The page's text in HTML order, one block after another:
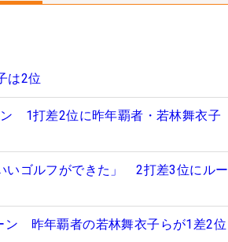
は2位
1打差2位に昨年覇者・若林舞衣子
いゴルフができた」 2打差3位にルー
ン 昨年覇者の若林舞衣子らが1差2位